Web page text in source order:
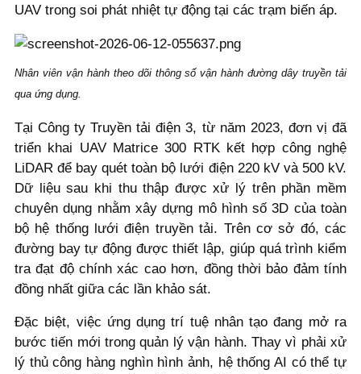
UAV trong soi phát nhiệt tự động tại các trạm biến áp.
Nhân viên vận hành theo dõi thông số vận hành đường dây truyền tải
qua ứng dụng.
Tại Công ty Truyền tải điện 3, từ năm 2023, đơn vị đã
triển khai UAV Matrice 300 RTK kết hợp công nghệ
LiDAR để bay quét toàn bộ lưới điện 220 kV và 500 kV.
Dữ liệu sau khi thu thập được xử lý trên phần mềm
chuyên dụng nhằm xây dựng mô hình số 3D của toàn
bộ hệ thống lưới điện truyền tải. Trên cơ sở đó, các
đường bay tự động được thiết lập, giúp quá trình kiểm
tra đạt độ chính xác cao hơn, đồng thời bảo đảm tính
đồng nhất giữa các lần khảo sát.
Đặc biệt, việc ứng dụng trí tuệ nhân tạo đang mở ra
bước tiến mới trong quản lý vận hành. Thay vì phải xử
lý thủ công hàng nghìn hình ảnh, hệ thống AI có thể tự